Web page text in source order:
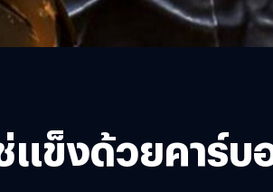
ข็งด้วยคาร์บ